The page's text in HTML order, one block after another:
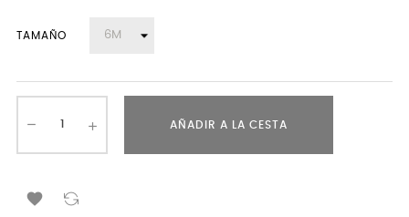
TAMAÑO
AÑADIR A LA CESTA
